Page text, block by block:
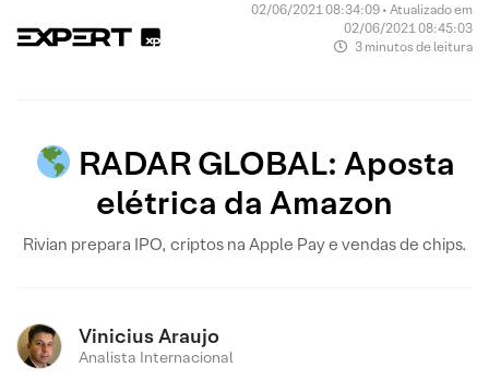
02/06/2021 08:34:09 • Atualizado em
02/06/2021 08:45:03
3 minutos de leitura
RADAR GLOBAL: Aposta
elétrica da Amazon
Rivian prepara IPO, criptos na Apple Pay e vendas de chips.
Vinicius Araujo
Analista Internacional